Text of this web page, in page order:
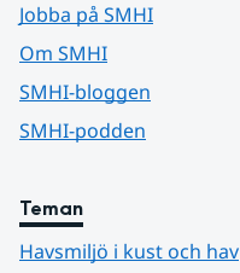
Jobba på SMHI
Om SMHI
SMHI-bloggen
SMHI-podden
Teman
Havsmiljö i kust och hav